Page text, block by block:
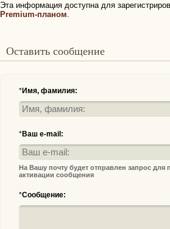
Эта информация доступна для
Premium-планом.
Оставить сообщение
*Имя, фамилия:
*Ваш e-mail:
На Вашу почту будет отправлен запрос для
активации сообщения
*Сообщение: